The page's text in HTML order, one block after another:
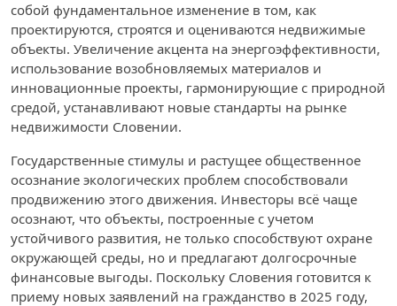
собой фундаментальное изменение в том, как
проектируются, строятся и оцениваются недвижимые
объекты. Увеличение акцента на энергоэффективности,
использование возобновляемых материалов и
инновационные проекты, гармонирующие с природной
средой, устанавливают новые стандарты на рынке
недвижимости Словении.
Государственные стимулы и растущее общественное
осознание экологических проблем способствовали
продвижению этого движения. Инвесторы всё чаще
осознают, что объекты, построенные с учетом
устойчивого развития, не только способствуют охране
окружающей среды, но и предлагают долгосрочные
финансовые выгоды. Поскольку Словения готовится к
приему новых заявлений на гражданство в 2025 году,